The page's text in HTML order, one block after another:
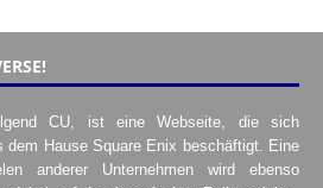
CU, ist eine Webseite, die sich
dem Hause Square Enix beschäftigt. Eine
anderer Unternehmen wird ebenso